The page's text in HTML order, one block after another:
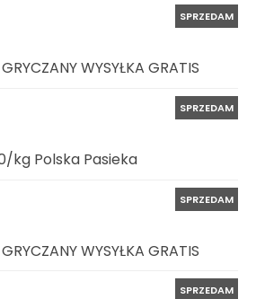
SPRZEDAM
WYSYŁKA GRATIS
SPRZEDAM
kg Polska Pasieka
SPRZEDAM
WYSYŁKA GRATIS
SPRZEDAM